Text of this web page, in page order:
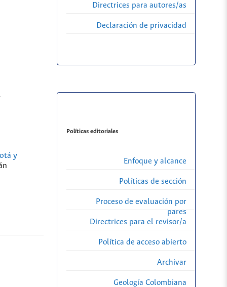
y
Directrices para autores/as
Declaración de privacidad
Políticas editoriales
Enfoque y alcance
Políticas de sección
Proceso de evaluación por
pares
Directrices para el revisor/a
Política de acceso abierto
Archivar
Geología Colombiana